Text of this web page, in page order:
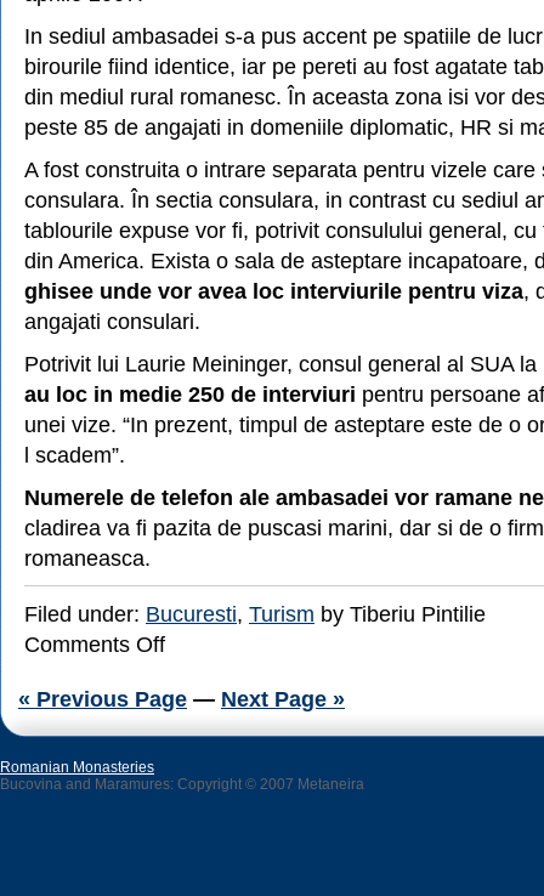
In sediul ambasadei s-a pus accent pe spatiile de
birourile fiind identice, iar pe pereti au fost agatate
din mediul rural romanesc. În aceasta zona isi vor
peste 85 de angajati in domeniile diplomatic, HR si
A fost construita o intrare separata pentru vizele
consulara. În sectia consulara, in contrast cu sediul
tablourile expuse vor fi, potrivit consulului general,
din America. Exista o sala de asteptare incapatoare,
ghisee unde vor avea loc interviurile pentru viza,
angajati consulari.
Potrivit lui Laurie Meininger, consul general al SUA
au loc in medie 250 de interviuri pentru persoane
unei vize. “In prezent, timpul de asteptare este de o
l scadem”.
Numerele de telefon ale ambasadei vor ramane
cladirea va fi pazita de puscasi marini, dar si de o
romaneasca.
Filed under: Bucuresti, Turism by Tiberiu Pintilie
Comments Offon
isi
14
« Previous Page — Next Page »
Romanian Monasteries
Bucovina and Maramures: Copyright © 2007 Metaneira